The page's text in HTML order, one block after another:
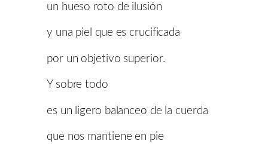
un hueso roto de ilusión
y una piel que es crucificada
por un objetivo superior.
Y sobre todo
es un ligero balanceo de la cuerda
que nos mantiene en pie